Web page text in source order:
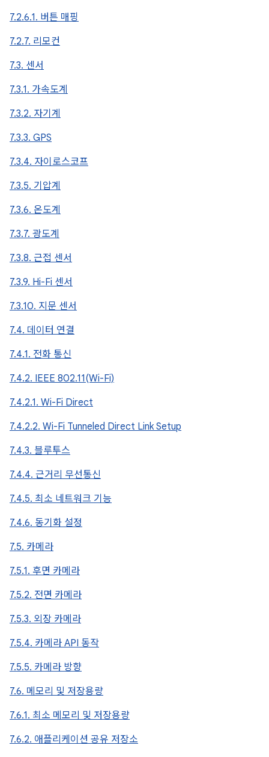
7.2.6.1. 버튼 매핑
7.2.7. 리모컨
7.3. 센서
7.3.1. 가속도계
7.3.2. 자기계
7.3.3. GPS
7.3.4. 자이로스코프
7.3.5. 기압계
7.3.6. 온도계
7.3.7. 광도계
7.3.8. 근접 센서
7.3.9. Hi-Fi 센서
7.3.10. 지문 센서
7.4. 데이터 연결
7.4.1. 전화 통신
7.4.2. IEEE 802.11(Wi-Fi)
7.4.2.1. Wi-Fi Direct
7.4.2.2. Wi-Fi Tunneled Direct Link Setup
7.4.3. 블루투스
7.4.4. 근거리 무선통신
7.4.5. 최소 네트워크 기능
7.4.6. 동기화 설정
7.5. 카메라
7.5.1. 후면 카메라
7.5.2. 전면 카메라
7.5.3. 외장 카메라
7.5.4. 카메라 API 동작
7.5.5. 카메라 방향
7.6. 메모리 및 저장용량
7.6.1. 최소 메모리 및 저장용량
7.6.2. 애플리케이션 공유 저장소